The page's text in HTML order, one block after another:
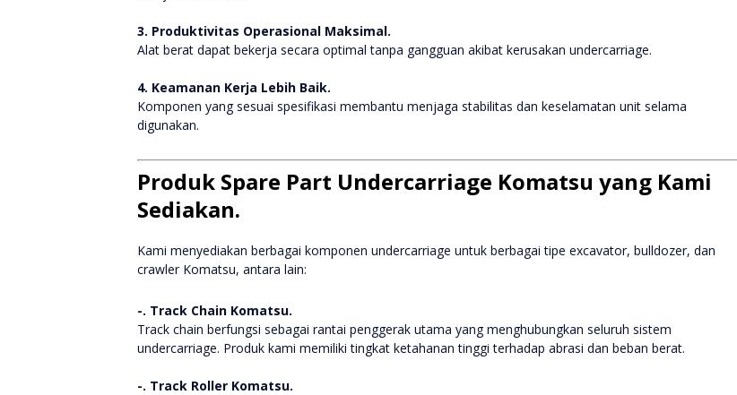
3. Produktivitas Operasional Maksimal.
Alat berat dapat bekerja secara optimal tanpa gangguan akibat kerusakan undercarriage.
4. Keamanan Kerja Lebih Baik.
Komponen yang sesuai spesifikasi membantu menjaga stabilitas dan keselamatan unit selama
digunakan.
Produk Spare Part Undercarriage Komatsu yang Kami
Sediakan.
Kami menyediakan berbagai komponen undercarriage untuk berbagai tipe excavator, bulldozer, dan
crawler Komatsu, antara lain:
-. Track Chain Komatsu.
Track chain berfungsi sebagai rantai penggerak utama yang menghubungkan seluruh sistem
undercarriage. Produk kami memiliki tingkat ketahanan tinggi terhadap abrasi dan beban berat.
-. Track Roller Komatsu.